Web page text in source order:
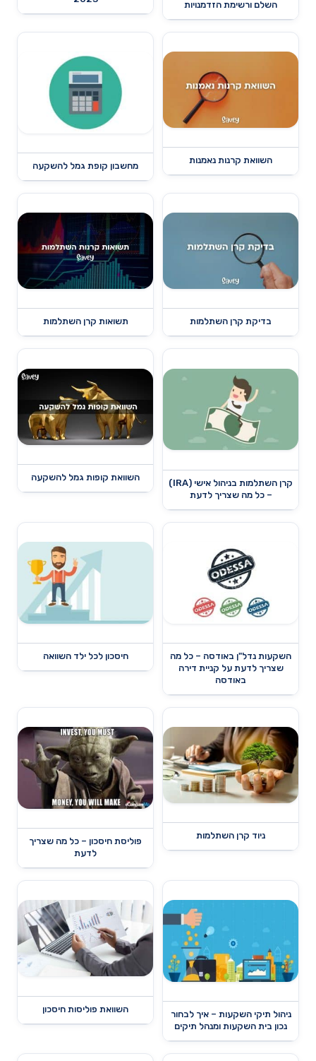
השלם ורשימת הזדמנויות
השוואת קרנות נאמנות
מחשבון קופת גמל להשקעה
בדיקת קרן השתלמות תשואות קרן השתלמות
קרן השתלמות בניהול אישי (IRA)
– כל מה שצריך לדעת
השוואת קופות גמל להשקעה
השקעות נדל"ן באודסה – כל מה
שצריך לדעת על קניית דירה
באודסה
חיסכון לכל ילד השוואה
ניוד קרן השתלמות
פוליסת חיסכון – כל מה שצריך
לדעת
ניהול תיקי השקעות – איך לבחור
נכון בית השקעות ומנהל תיקים
השוואת פוליסות חיסכון